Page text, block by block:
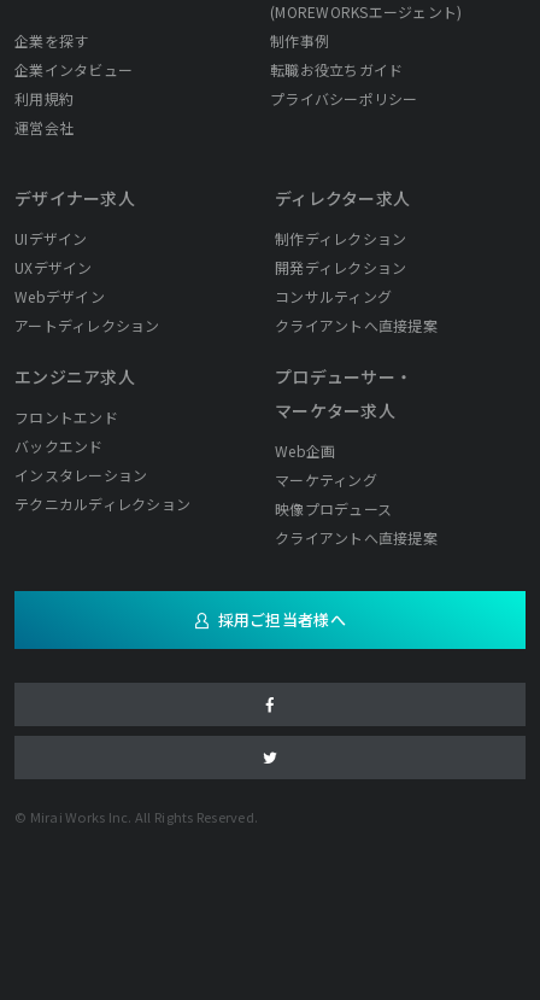
(MOREWORKSエージェント)
企業を探す
制作事例
企業インタビュー
転職お役立ちガイド
利用規約
プライバシーポリシー
運営会社
デザイナー求人
UIデザイン
UXデザイン
Webデザイン
アートディレクション
エンジニア求人
フロントエンド
バックエンド
インスタレーション
テクニカルディレクション
ディレクター求人
制作ディレクション
開発ディレクション
コンサルティング
クライアントへ直接提案
プロデューサー・
マーケター求人
Web企画
マーケティング
映像プロデュース
クライアントへ直接提案
採用ご担当者様へ
© Mirai Works Inc. All Rights Reserved.